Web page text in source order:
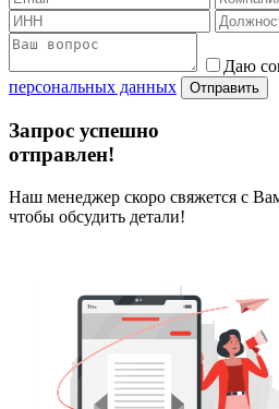
Даю
персональных данных
Отправить
Запрос успешно
отправлен!
Наш менеджер скоро свяжется с
чтобы обсудить детали!